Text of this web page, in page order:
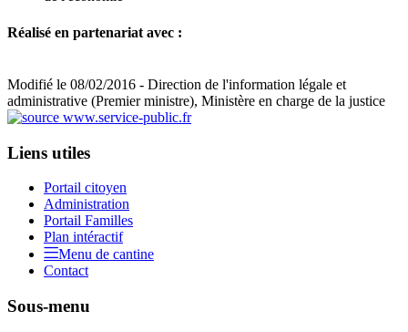
Réalisé en partenariat avec :
Modifié le 08/02/2016 - Direction de l'information légale et
administrative (Premier ministre), Ministère en charge de la justice
Liens utiles
Portail citoyen
Administration
Portail Familles
Plan intéractif
Menu de cantine
Contact
Sous-menu